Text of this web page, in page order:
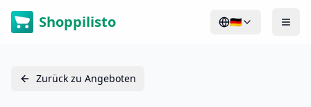
Shoppilisto 🇩🇪
Zurück zu Angeboten